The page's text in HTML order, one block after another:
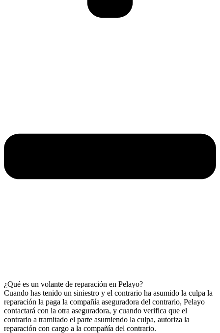
¿Qué es un volante de reparación en Pelayo?
Cuando has tenido un siniestro y el contrario ha asumido la culpa la
reparación la paga la compañía aseguradora del contrario, Pelayo
contactará con la otra aseguradora, y cuando verifica que el
contrario a tramitado el parte asumiendo la culpa, autoriza la
reparación con cargo a la compañía del contrario.